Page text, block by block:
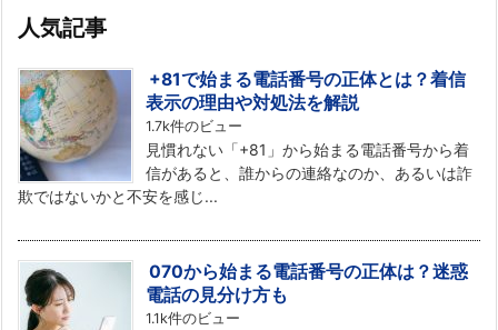
人気記事
+81で始まる電話番号の正体とは？着信
表示の理由や対処法を解説
1.7k件のビュー
見慣れない「+81」から始まる電話番号から着
信があると、誰からの連絡なのか、あるいは詐
欺ではないかと不安を感じ...
070から始まる電話番号の正体は？迷惑
電話の見分け方も
1.1k件のビュー